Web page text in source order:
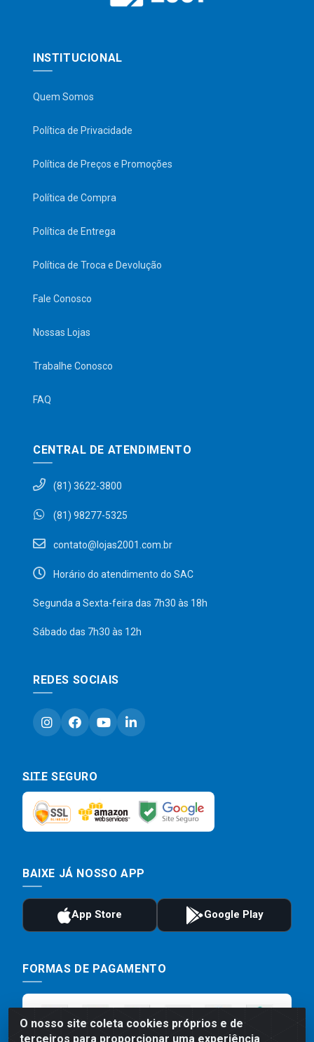
O nosso site coleta cookies próprios e de
terceiros para proporcionar uma experiência
INSTITUCIONAL
Quem Somos
Política de Privacidade
Política de Preços e Promoções
Política de Compra
Política de Entrega
Política de Troca e Devolução
Fale Conosco
Nossas Lojas
Trabalhe Conosco
FAQ
CENTRAL DE ATENDIMENTO
(81) 3622-3800
(81) 98277-5325
contato@lojas2001.com.br
Horário do atendimento do SAC
Segunda a Sexta-feira das 7h30 às 18h
Sábado das 7h30 às 12h
REDES SOCIAIS
SITE SEGURO
BAIXE JÁ NOSSO APP
FORMAS DE PAGAMENTO